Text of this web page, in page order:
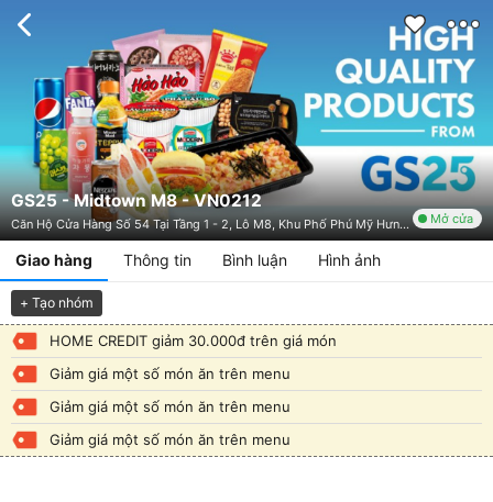
GS25 - Midtown M8 - VN0212
Căn Hộ Cửa Hàng Số 54 Tại Tầng 1 - 2, Lô M8, Khu Phố Phú Mỹ Hưng - Midtown, 5 Đường Số 15, P. Tân Phú, Quận 7, TP. HCM Mở cửa
Giao hàng Thông tin Bình luận Hình ảnh
+ Tạo nhóm
HOME CREDIT giảm 30.000đ trên giá món
Giảm giá một số món ăn trên menu
Giảm giá một số món ăn trên menu
Giảm giá một số món ăn trên menu